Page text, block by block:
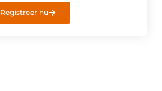
Registreer nu